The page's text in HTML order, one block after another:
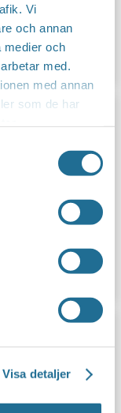
Vi
och annan
medier och
med.
med annan
som de har
Visa detaljer